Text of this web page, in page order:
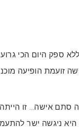
ספק היום הכי
זועמת הופיעה
סתם אישה… זו
היא ניגשה ישר